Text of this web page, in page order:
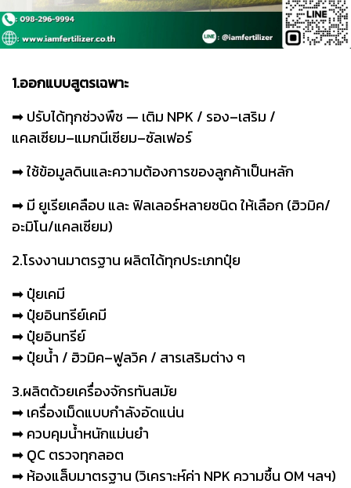
1.ออกแบบสูตรเฉพาะ
➡︎ ปรับได้ทุกช่วงพืช — เติม NPK / รอง–เสริม /
แคลเซียม–แมกนีเซียม–ซัลเฟอร์
➡︎ ใช้ข้อมูลดินและความต้องการของลูกค้าเป็นหลัก
➡︎ มี ยูเรียเคลือบ และ ฟิลเลอร์หลายชนิด ให้เลือก (ฮิวมิค/
อะมิโน/แคลเซียม)
2.โรงงานมาตรฐาน ผลิตได้ทุกประเภทปุ๋ย
➡︎ ปุ๋ยเคมี
➡︎ ปุ๋ยอินทรีย์เคมี
➡︎ ปุ๋ยอินทรีย์
➡︎ ปุ๋ยน้ำ / ฮิวมิค–ฟูลวิค / สารเสริมต่าง ๆ
3.ผลิตด้วยเครื่องจักรทันสมัย
➡︎ เครื่องเม็ดแบบกำลังอัดแน่น
➡︎ ควบคุมน้ำหนักแม่นยำ
➡︎ QC ตรวจทุกลอต
➡︎ ห้องแล็บมาตรฐาน (วิเคราะห์ค่า NPK ความชื้น OM ฯลฯ)